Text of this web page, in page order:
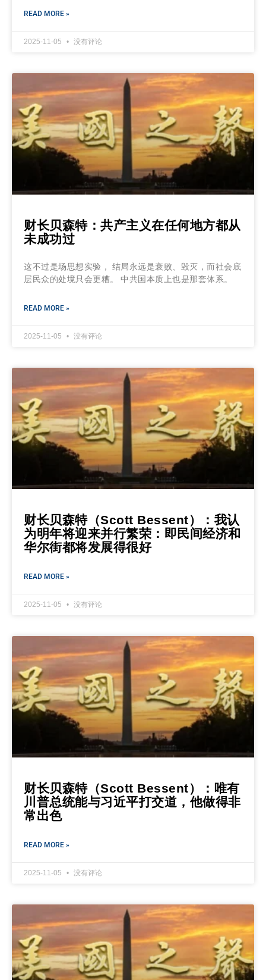
READ MORE »
2025-11-05 没有评论
财长贝森特：共产主义在任何地方都从
未成功过
这不过是场思想实验， 结局永远是衰败、毁灭，而社会底
层民众的处境只会更糟。 中共国本质上也是那套体系。
READ MORE »
2025-11-05 没有评论
财长贝森特（Scott Bessent）：我认
为明年将迎来并行繁荣：即民间经济和
华尔街都将发展得很好
READ MORE »
2025-11-05 没有评论
财长贝森特（Scott Bessent）：唯有
川普总统能与习近平打交道，他做得非
常出色
READ MORE »
2025-11-05 没有评论